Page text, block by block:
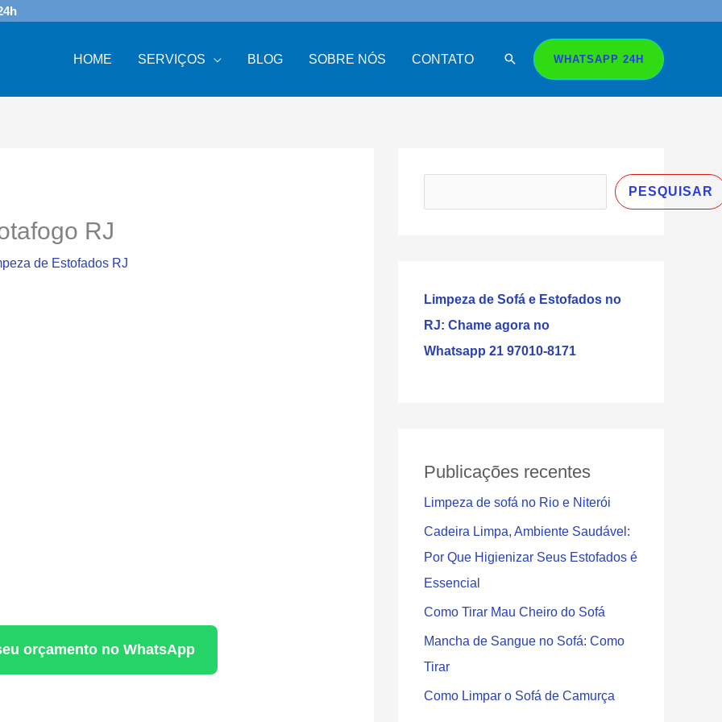
HOME SERVIÇOS BLOG SOBRE NÓS CONTATO Search WHATSAPP 24H
RJ
de Estofados RJ
orçamento no WhatsApp
s
PESQUISAR
Limpeza de Sofá e Estofados no
RJ: Chame agora no
Whatsapp 21 97010-8171
Publicações recentes
Limpeza de sofá no Rio e Niterói
Cadeira Limpa, Ambiente Saudável:
Por Que Higienizar Seus Estofados é
Essencial
Como Tirar Mau Cheiro do Sofá
Mancha de Sangue no Sofá: Como
Tirar
Como Limpar o Sofá de Camurça